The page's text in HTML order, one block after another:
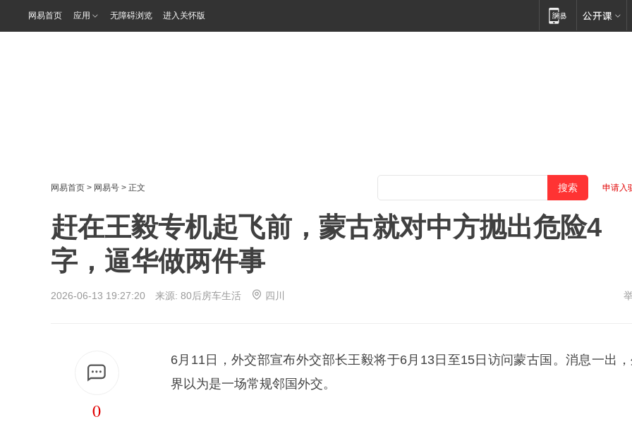
网易首页 应用 无障碍浏览 进入关怀版
网易首页 > 网易号 > 正文 申请入
赶在王毅专机起飞前，蒙古就对中方抛出危险4
字，逼华做两件事
2026-06-13 19:27:20 来源: 80后房车生活 四川
0
6月11日，外交部宣布外交部长王毅将于6月13日至15日访问蒙古国。消息一出
界以为是一场常规邻国外交。